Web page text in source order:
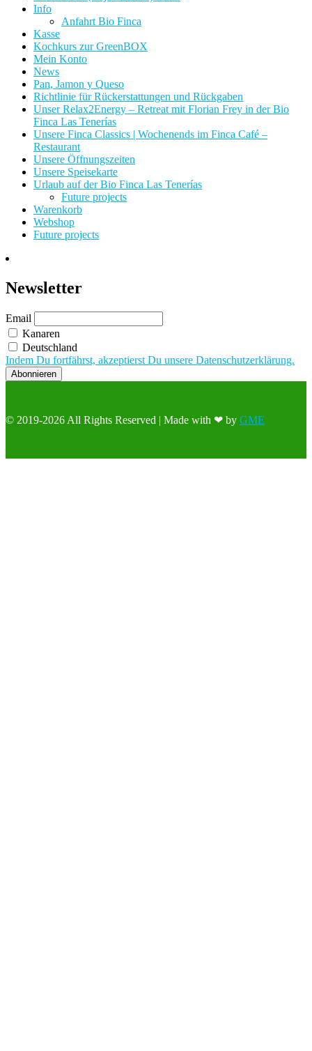
Info
Anfahrt Bio Finca
Kasse
Kochkurs zur GreenBOX
Mein Konto
News
Pan, Jamon y Queso
Richtlinie für Rückerstattungen und Rückgaben
Unser Relax2Energy – Retreat mit Florian Frey in der Bio
Finca Las Tenerías
Unsere Finca Classics | Wochenends im Finca Café –
Restaurant
Unsere Öffnungszeiten
Unsere Speisekarte
Urlaub auf der Bio Finca Las Tenerías
Future projects
Warenkorb
Webshop
Future projects
Newsletter
Email
Kanaren
Deutschland
Indem Du fortfährst, akzeptierst Du unsere Datenschutzerklärung.
© 2019-2026 All Rights Reserved | Made with ❤ by GME